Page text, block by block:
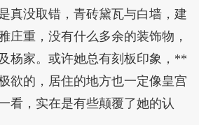
真没取错，青砖黛瓦与白墙，建
庄重，没有什么多余的装饰物，
杨家。或许她总有刻板印象，**
欲的，居住的地方也一定像皇宫
看，实在是有些颠覆了她的认